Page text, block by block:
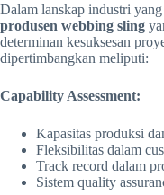
Dalam lanskap industri
produsen webbing sling
determinan kesuksesan
dipertimbangkan meliputi:
Capability Assessment:
Kapasitas produksi
Fleksibilitas dalam
Track record dalam
Sistem quality